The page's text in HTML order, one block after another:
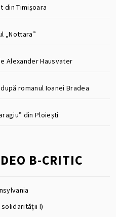
din Timișoara
„Nottara”
Alexander Hausvater
romanul Ioanei Bradea
din Ploiești
B-CRITIC
I)